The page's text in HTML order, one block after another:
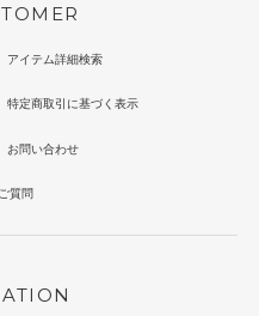
アイテム詳細検索
特定商取引に基づく表示
お問い合わせ
質問